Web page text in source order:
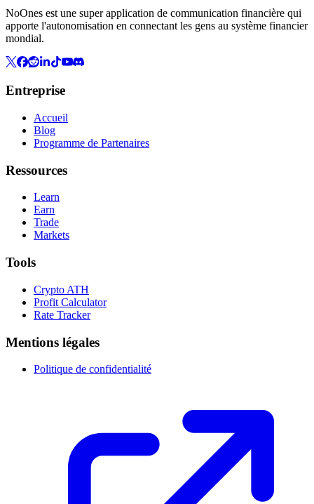
NoOnes est une super application de communication financière qui
apporte l'autonomisation en connectant les gens au système financier
mondial.
Entreprise
Accueil
Blog
Programme de Partenaires
Ressources
Learn
Earn
Trade
Markets
Tools
Crypto ATH
Profit Calculator
Rate Tracker
Mentions légales
Politique de confidentialité